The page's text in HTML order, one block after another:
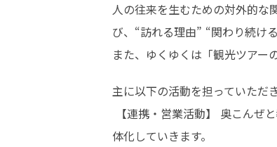
人の往来を生むための対外的な
び、“訪れる理由” “関わり続け
また、ゆくゆくは「観光ツアー
主に以下の活動を担っていただき
体化していきます。